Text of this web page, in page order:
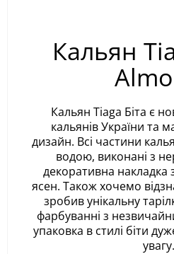
Кальян
Кальян Tiaga Біта є
кальянів України та
дизайн. Всі частини
водою, виконані з
декоративна накладка
ясен. Також хочемо
зробив унікальну
фарбуванні з
упаковка в стилі біти
увагу.